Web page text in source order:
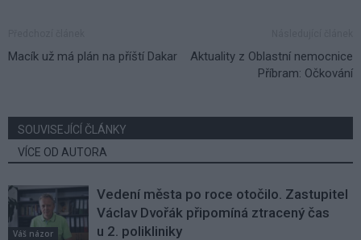
Macík už má plán na příští Dakar
Aktuality z Oblastní nemocnice
Příbram: Očkování
SOUVISEJÍCÍ ČLÁNKY
VÍCE OD AUTORA
Váš názor
Vedení města po roce otočilo. Zastupitel
Václav Dvořák připomíná ztracený čas
u 2. polikliniky